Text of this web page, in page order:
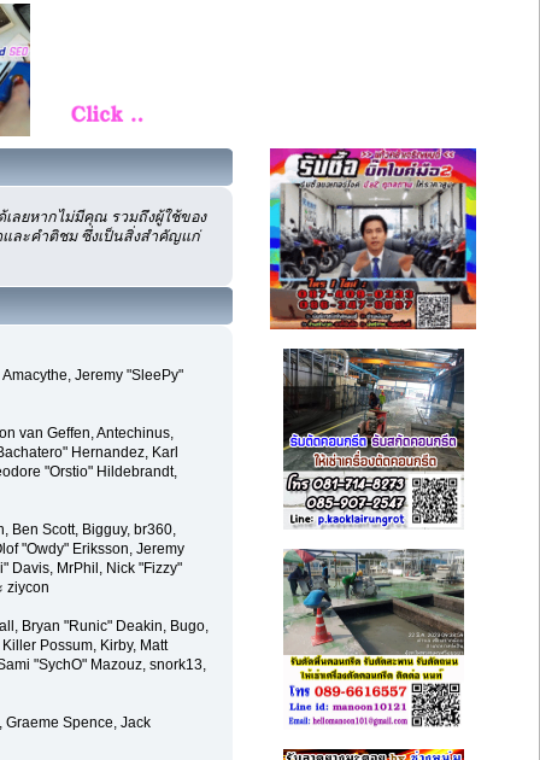
เลยหากไม่มีคุณ รวมถึงผู้ใช้ของ
และคำติชม ซึ่งเป็นสิ่งสำคัญแก่
Jeremy "SleePy"
van Geffen, Antechinus,
Hernandez, Karl
"Orstio" Hildebrandt,
Ben Scott, Bigguy, br360,
"Owdy" Eriksson, Jeremy
Davis, MrPhil, Nick "Fizzy"
ziycon
Bryan "Runic" Deakin, Bugo,
Possum, Kirby, Matt
"SychO" Mazouz, snork13,
Spence, Jack